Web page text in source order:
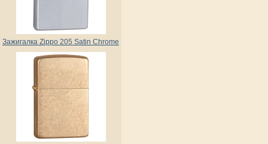
Зажигалка Zippo 205 Satin Chrome